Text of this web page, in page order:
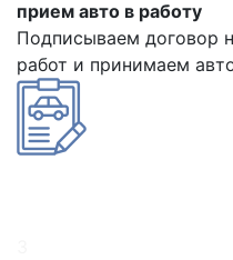
прием авто в работу
Подписываем договор
работ и принимаем